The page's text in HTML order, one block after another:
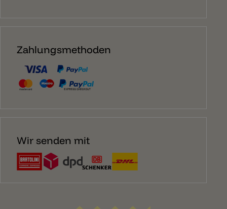
Zahlungsmethoden
Wir senden mit